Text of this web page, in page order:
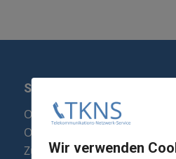
SERVICE
Optipoint Display Reparatur
Octophon F Display Reparatur
Zubehör & Ersatzteile
Wir verwenden